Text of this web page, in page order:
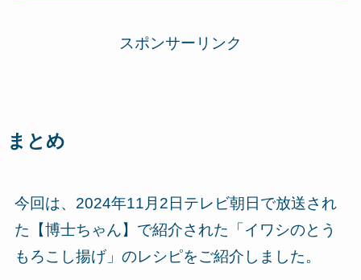
スポンサーリンク
まとめ
今回は、2024年11月2日テレビ朝日で放送され
た【博士ちゃん】で紹介された「イワシのとう
もろこし揚げ」のレシピをご紹介しました。